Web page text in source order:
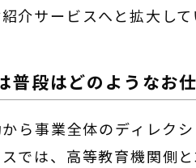
介サービスへと拡大して
普段はどのようなお
ら事業全体のディレク
では、高等教育機関側